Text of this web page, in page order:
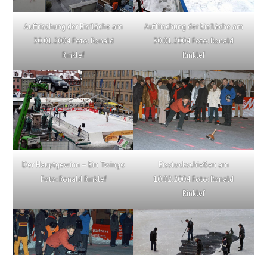
Auffrischung der Eisfläche am
30.01.2004 Foto: Ronald
Rinklef
Auffrischung der Eisfläche am
30.01.2004 Foto: Ronald
Rinklef
Der Hauptgewinn – Ein Twingo
Foto: Ronald Rinklef
Eisstockschießen am
10.02.2004 Foto: Ronald
Rinklef